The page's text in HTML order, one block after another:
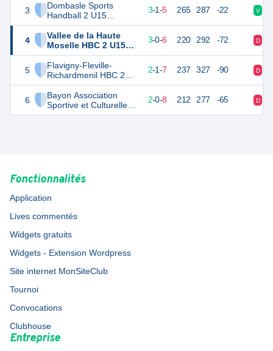
3
Dombasle Sports
Handball 2 U15
Féminines
4
Vallee de la Haute
Moselle HBC 2 U15
Féminines
5
Flavigny-Fleville-
Richardmenil HBC 2
U15 Féminines
6
Bayon Association
Sportive et Culturelle 2
U15 Féminines
16 3-1-5 265 287 -22 V
15 3-0-6 220 292 -72 D
15 2-1-7 237 327 -90 D
14 2-0-8 212 277 -65 D
Fonctionnalités
Application
Lives commentés
Widgets gratuits
Widgets - Extension Wordpress
Site internet MonSiteClub
Tournoi
Convocations
Clubhouse
Entreprise